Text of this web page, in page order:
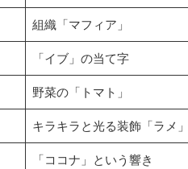
組織「マフィア」
「イブ」の当て字
野菜の「トマト」
キラキラと光る装飾「ラメ」
「ココナ」という響き